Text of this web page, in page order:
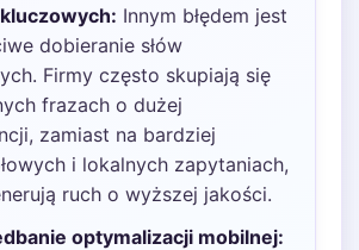
Innym błędem jest
dobieranie słów
Firmy często skupiają się
frazach o dużej
zamiast na bardziej
i lokalnych zapytaniach,
ruch o wyższej jakości.
optymalizacji mobilnej: